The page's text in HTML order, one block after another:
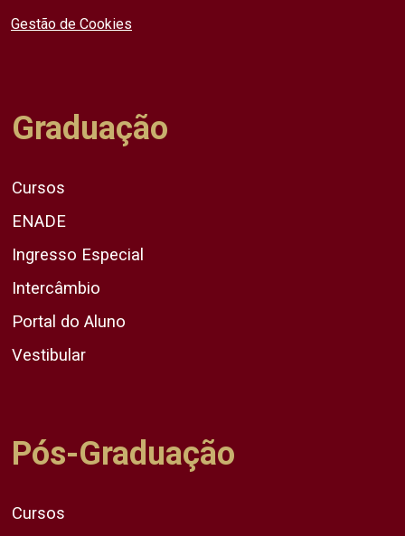
Gestão de Cookies
Graduação
Cursos
ENADE
Ingresso Especial
Intercâmbio
Portal do Aluno
Vestibular
Pós-Graduação
Cursos